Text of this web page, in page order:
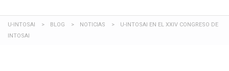
U-INTOSAI > BLOG > NOTICIAS >
U-INTOSAI EN EL XXIV CONGRESO DE
INTOSAI